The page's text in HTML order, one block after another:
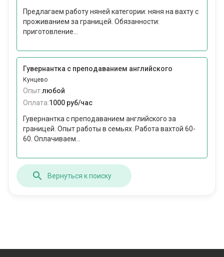
Предлагаем работу няней категории: няня на вахту с
проживанием за границей. Обязанности:
приготовление...
Гувернантка с преподаванием английского
Кунцево
Опыт:любой
Оплата:1000 руб/час
Гувернантка с преподаванием английского за
границей. Опыт работы в семьях. Работа вахтой 60-
60. Оплачиваем...
Вернуться к поиску